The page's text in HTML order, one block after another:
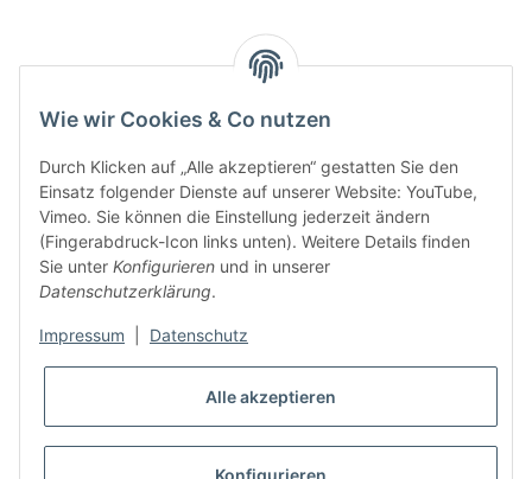
Wie wir Cookies & Co nutzen
Durch Klicken auf „Alle akzeptieren“ gestatten Sie den
Einsatz folgender Dienste auf unserer Website: YouTube,
Vimeo. Sie können die Einstellung jederzeit ändern
(Fingerabdruck-Icon links unten). Weitere Details finden
Sie unter Konfigurieren und in unserer
Datenschutzerklärung.
Impressum Datenschutz
Alle akzeptieren
VERTRAG WIDERRUFEN